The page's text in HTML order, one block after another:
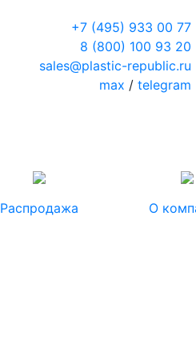
+7 (495) 933 00 77
8 (800) 100 93 20
sales@plastic-republic.ru
max / telegram
Распродажа О